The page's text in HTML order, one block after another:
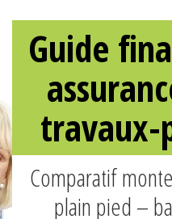
Guide
travaux-
Comparatif
plain pied –